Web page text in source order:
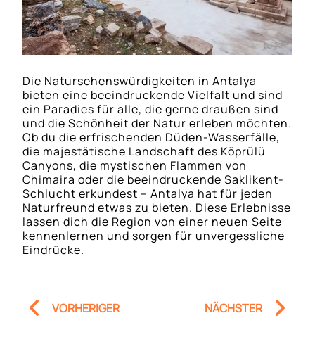
Die Natursehenswürdigkeiten in Antalya
bieten eine beeindruckende Vielfalt und sind
ein Paradies für alle, die gerne draußen sind
und die Schönheit der Natur erleben möchten.
Ob du die erfrischenden Düden-Wasserfälle,
die majestätische Landschaft des Köprülü
Canyons, die mystischen Flammen von
Chimaira oder die beeindruckende Saklikent-
Schlucht erkundest – Antalya hat für jeden
Naturfreund etwas zu bieten. Diese Erlebnisse
lassen dich die Region von einer neuen Seite
kennenlernen und sorgen für unvergessliche
Eindrücke.
Prev
VORHERIGER NÄCHSTER